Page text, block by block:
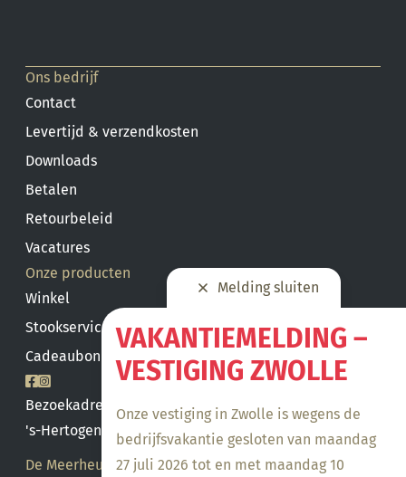
Melding sluiten
VAKANTIEMELDING –
VESTIGING ZWOLLE
Onze vestiging in Zwolle is wegens de
bedrijfsvakantie gesloten van maandag
27 juli 2026 tot en met maandag 10
Ons bedrijf
Contact
Levertijd & verzendkosten
Downloads
Betalen
Retourbeleid
Vacatures
Onze producten
Winkel
Stookservice
Cadeaubon saldo
Bezoekadres
's-Hertogenbosch
De Meerheuvel 21